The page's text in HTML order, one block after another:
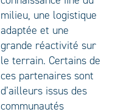
milieu, une logistique
adaptée et une
grande réactivité sur
le terrain. Certains de
ces partenaires sont
d’ailleurs issus des
communautés